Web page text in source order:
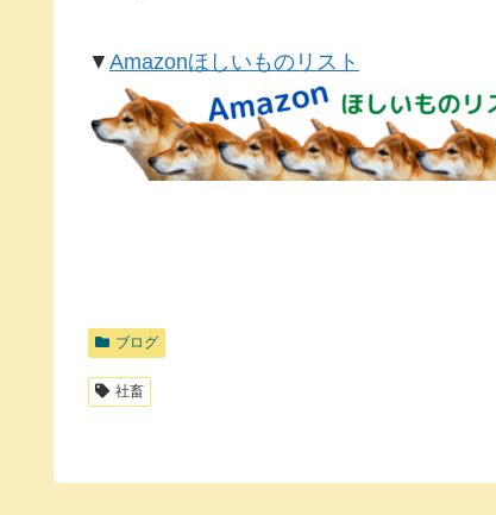
▼ Amazonほしいものリスト
ブログ
社畜